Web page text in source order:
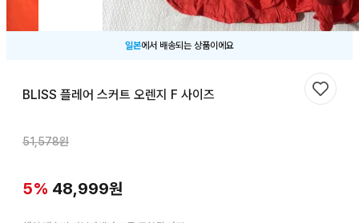
일본에서 배송되는 상품이에요
BLISS 플레어 스커트 오렌지 F 사이즈
51,578원
5% 48,999원
찜하기